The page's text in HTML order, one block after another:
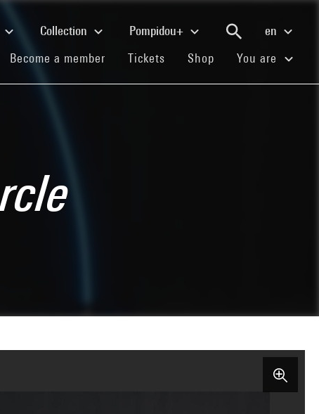
Collection Pompidou+
en
Become a member (current)
Tickets (current)
Shop (current)You are